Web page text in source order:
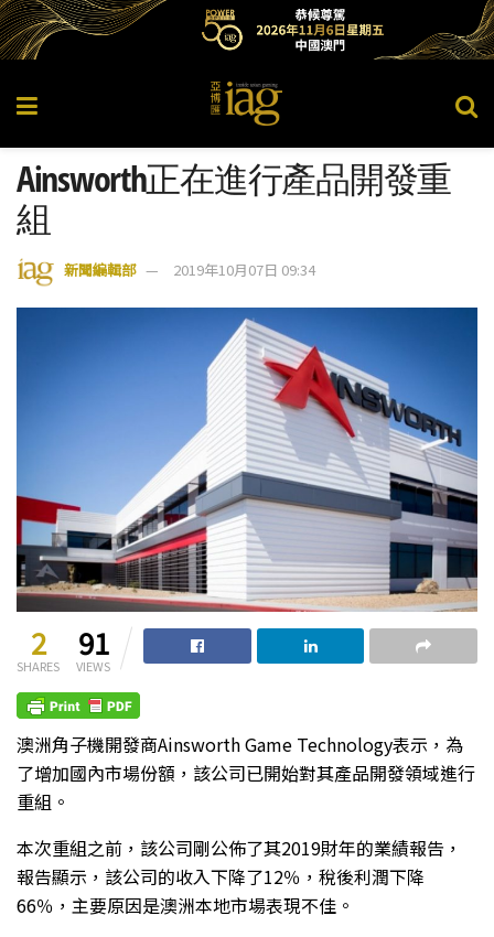
Ainsworth正在進行產品開發重
組
新聞編輯部 2019年10月07日 09:34
2
SHARES
91
VIEWS
澳洲角子機開發商Ainsworth Game Technology表示，為
了增加國內市場份額，該公司已開始對其產品開發領域進行
重組。
本次重組之前，該公司剛公佈了其2019財年的業績報告，
報告顯示，該公司的收入下降了12％，稅後利潤下降
66％，主要原因是澳洲本地市場表現不佳。